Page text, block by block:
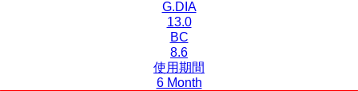
G.DIA
13.0
BC
8.6
使用期間
6 Month